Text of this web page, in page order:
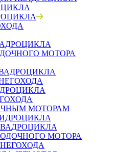
МОТОРА
МОТОРАМ
МОТОРА